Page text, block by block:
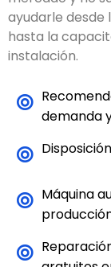
¿Abrumado
mercado y no
ayudarle desde
instalación.
demanda
Máquina